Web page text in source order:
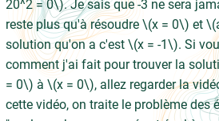
20^2 = 0\). Je sais que -3 ne sera
reste plus qu'à résoudre \(x = 0\) et
solution qu'on a c'est \(x = -1\). Si
comment j'ai fait pour trouver la
= 0\) à \(x = 0\), allez regarder la
cette vidéo, on traite le problème des